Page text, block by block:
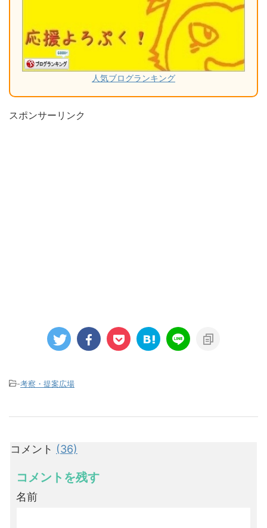
人気ブログランキング
スポンサーリンク
-考察・提案広場
コメント (36)
コメントを残す
名前